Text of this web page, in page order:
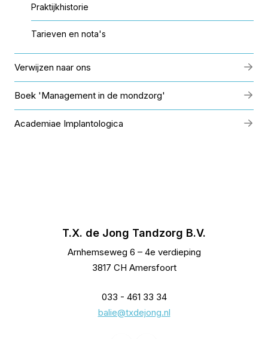
Praktijkhistorie
Tarieven en nota's
Verwijzen naar ons
Boek 'Management in de mondzorg'
Academiae Implantologica
T.X. de Jong Tandzorg B.V.
Arnhemseweg 6 – 4e verdieping
3817 CH Amersfoort
033 - 461 33 34
balie@txdejong.nl